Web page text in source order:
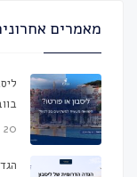
מאמרים
20 ביולי 2026